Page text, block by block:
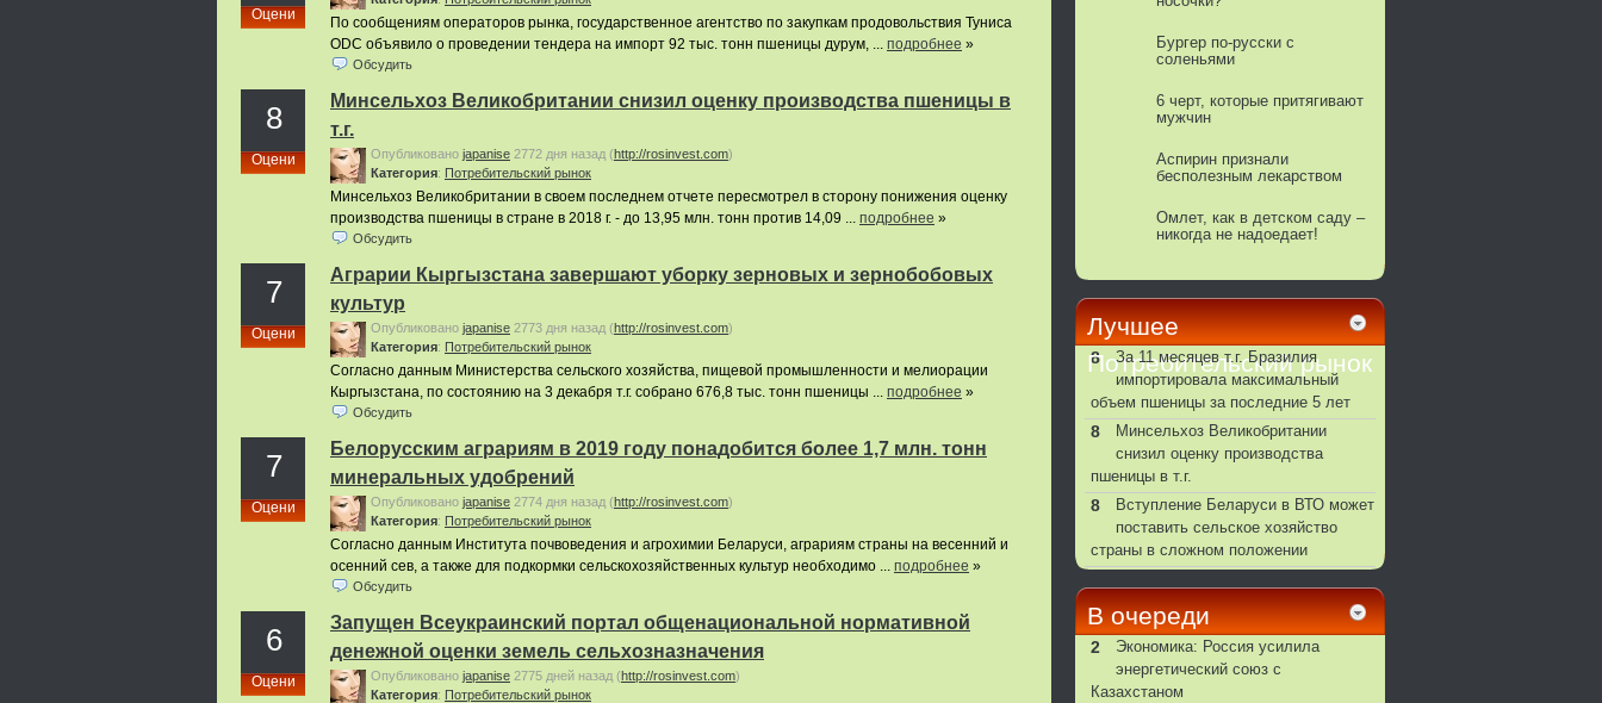
Оцени
По сообщениям операторов рынка, государственное агентство по закупкам продовольствия Туниса
ODC объявило о проведении тендера на импорт 92 тыс. тонн пшеницы дурум, ... подробнее »
Обсудить
8
Оцени
Минсельхоз Великобритании снизил оценку производства пшеницы в
т.г.
Опубликовано japanise 2772 дня назад (http://rosinvest.com)
Категория: Потребительский рынок
Минсельхоз Великобритании в своем последнем отчете пересмотрел в сторону понижения оценку
производства пшеницы в стране в 2018 г. - до 13,95 млн. тонн против 14,09 ... подробнее »
Обсудить
7
Оцени
Аграрии Кыргызстана завершают уборку зерновых и зернобобовых
культур
Опубликовано japanise 2773 дня назад (http://rosinvest.com)
Категория: Потребительский рынок
Согласно данным Министерства сельского хозяйства, пищевой промышленности и мелиорации
Кыргызстана, по состоянию на 3 декабря т.г. собрано 676,8 тыс. тонн пшеницы ... подробнее »
Обсудить
7
Оцени
Белорусским аграриям в 2019 году понадобится более 1,7 млн. тонн
минеральных удобрений
Опубликовано japanise 2774 дня назад (http://rosinvest.com)
Категория: Потребительский рынок
Согласно данным Института почвоведения и агрохимии Беларуси, аграриям страны на весенний и
осенний сев, а также для подкормки сельскохозяйственных культур необходимо ... подробнее »
Обсудить
6
Оцени
Запущен Всеукраинский портал общенациональной нормативной
денежной оценки земель сельхозназначения
Опубликовано japanise 2775 дней назад (http://rosinvest.com)
Категория: Потребительский рынок
Бургер по-русски с
соленьями
6 черт, которые притягивают
мужчин
Аспирин признали
бесполезным лекарством
Омлет, как в детском саду –
никогда не надоедает!
Лучшее
Потребительский рынок
8
За 11 месяцев т.г. Бразилия
импортировала максимальный
объем пшеницы за последние 5 лет
8
Минсельхоз Великобритании
снизил оценку производства
пшеницы в т.г.
8
Вступление Беларуси в ВТО может
поставить сельское хозяйство
страны в сложном положении
В очереди
2
Экономика: Россия усилила
энергетический союз с
Казахстаном